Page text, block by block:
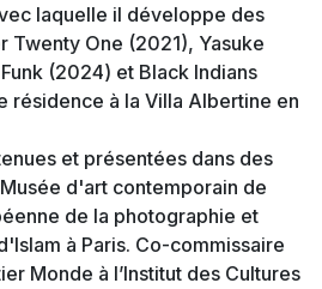
laquelle il développe des
One (2021), Yasuke
(2024) et Black Indians
résidence à la Villa Albertine en
et présentées dans des
d'art contemporain de
de la photographie et
à Paris. Co-commissaire
Monde à l’Institut des Cultures